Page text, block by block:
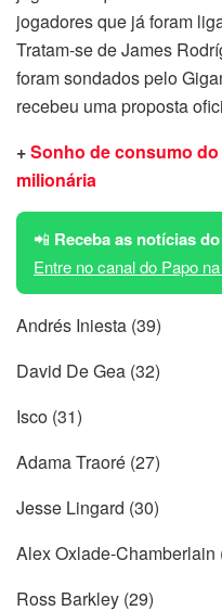
jogadores que já foram
Tratam-se de James
foram sondados pelo
recebeu uma proposta
+Sonho de consumo
milionária
📲 Receba as notícias
Entre no canal do Papo
Andrés Iniesta (39)
David De Gea (32)
Isco (31)
Adama Traoré (27)
Jesse Lingard (30)
Alex Oxlade-Chamberlain
Ross Barkley (29)